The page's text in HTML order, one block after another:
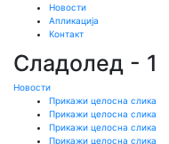
Новости
Апликација
Контакт
Сладолед - 1
Новости
Прикажи целосна слика
Прикажи целосна слика
Прикажи целосна слика
Прикажи целосна слика